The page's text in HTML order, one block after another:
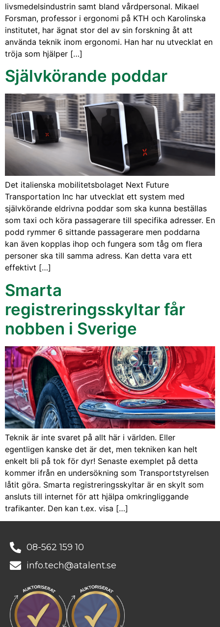
livsmedelsindustrin samt bland vårdpersonal. Mikael
Forsman, professor i ergonomi på KTH och Karolinska
institutet, har ägnat stor del av sin forskning åt att
använda teknik inom ergonomi. Han har nu utvecklat en
tröja som hjälper […]
Självkörande poddar
Det italienska mobilitetsbolaget Next Future
Transportation Inc har utvecklat ett system med
självkörande eldrivna poddar som ska kunna beställas
som taxi och köra passagerare till specifika adresser. En
podd rymmer 6 sittande passagerare men poddarna
kan även kopplas ihop och fungera som tåg om flera
personer ska till samma adress. Kan detta vara ett
effektivt […]
Smarta
registreringsskyltar får
nobben i Sverige
Teknik är inte svaret på allt här i världen. Eller
egentligen kanske det är det, men tekniken kan helt
enkelt bli på tok för dyr! Senaste exemplet på detta
kommer ifrån en undersökning som Transportstyrelsen
låtit göra. Smarta registreringsskyltar är en skylt som
ansluts till internet för att hjälpa omkringliggande
trafikanter. Den kan t.ex. visa […]
08-562 159 10
info.tech@atalent.se